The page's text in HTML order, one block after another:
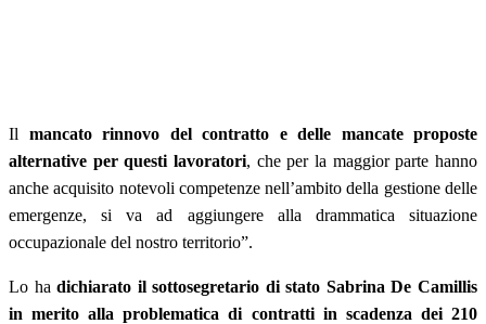
Il mancato rinnovo del contratto e delle mancate proposte
alternative per questi lavoratori, che per la maggior parte hanno
anche acquisito notevoli competenze nell’ambito della gestione delle
emergenze, si va ad aggiungere alla drammatica situazione
occupazionale del nostro territorio”.
Lo ha dichiarato il sottosegretario di stato Sabrina De Camillis
in merito alla problematica di contratti in scadenza dei 210